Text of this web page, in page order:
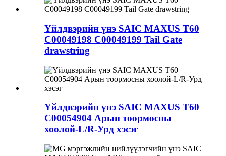
Үйлдвэрийн үнэ SAIC MAXUS T60
C00049198 C00049199 Tail Gate
drawstring
Үйлдвэрийн үнэ SAIC MAXUS T60
C00054904 Арын тоормосны
хоолой-L/R-Урд хэсэг